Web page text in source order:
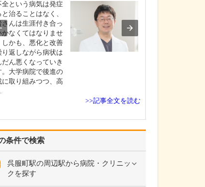
条件で検索
呉服町駅の周辺駅から病院・クリニッ
クを探す
全という病気は発症
治ることはなく、
さんは生涯付き合っ
かなくてはなりませ
しかも、悪化と改善
り返しながら病状は
だん悪くなっていき
。大学病院で後進の
に取り組みつつ、高
>>記事全文を読む